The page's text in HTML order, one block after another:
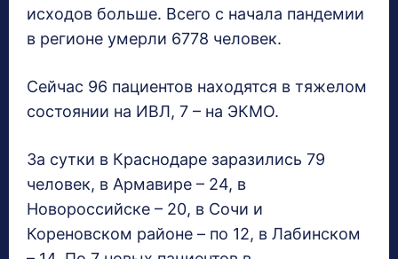
исходов больше. Всего с начала пандемии
в регионе умерли 6778 человек.
Сейчас 96 пациентов находятся в тяжелом
состоянии на ИВЛ, 7 – на ЭКМО.
За сутки в Краснодаре заразились 79
человек, в Армавире – 24, в
Новороссийске – 20, в Сочи и
Кореновском районе – по 12, в Лабинском